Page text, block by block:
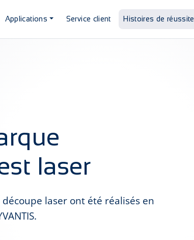
Applications Service client Histoires de réussite
laser
laser ont été réalisés en